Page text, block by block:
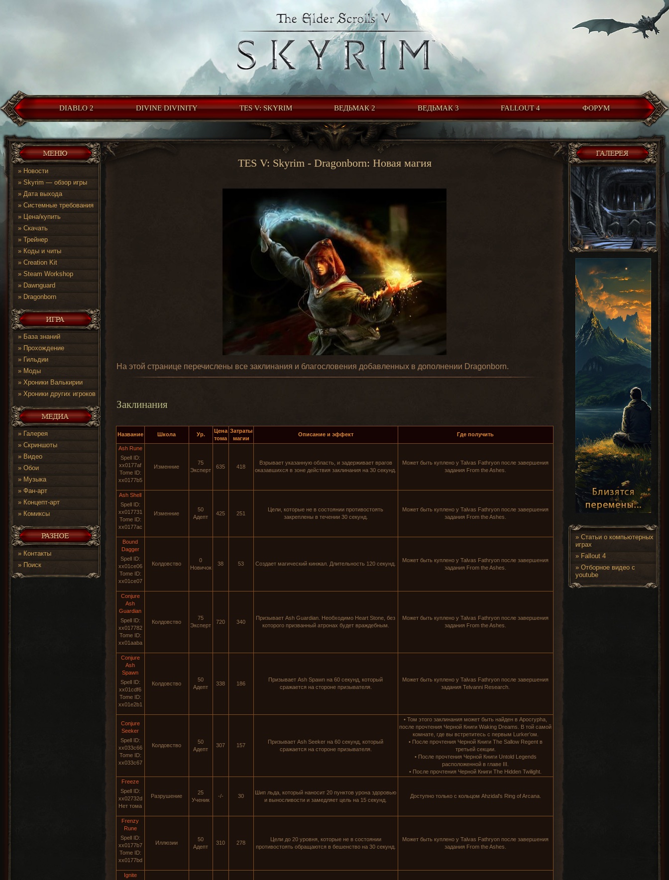
DIABLO 2 DIVINE DIVINITY TES V: SKYRIM ВЕДЬМАК 2 ВЕДЬМАК 3 FALLOUT 4 ФОРУМ
» Новости
» Skyrim — обзор игры
» Дата выхода
» Системные требования
» Цена/купить
» Скачать
» Трейнер
» Коды и читы
» Creation Kit
» Steam Workshop
» Dawnguard
» Dragonborn
» База знаний
» Прохождение
» Гильдии
» Моды
» Хроники Валькирии
» Хроники других игроков
» Галерея
» Скриншоты
» Видео
» Обои
» Музыка
» Фан-арт
» Концепт-арт
» Комиксы
» Контакты
» Поиск
» Статьи о компьютерных
играх
» Fallout 4
» Отборное видео с
youtube
TES V: Skyrim - Dragonborn: Новая магия
На этой странице перечислены все заклинания и благословения добавленных в дополнении Dragonborn.
Заклинания
Название Школа Ур.
Цена
тома
Затраты
магии
Описание и эффект Где получить
Ash Rune
Spell ID:
xx0177af
Tome ID:
xx0177b5
Изменние
75
Эксперт
635 418
Взрывает указанную область, и задерживает врагов
оказавшихся в зоне действия заклинания на 30 секунд.
Может быть куплено у Talvas Fathryon после завершения
задания From the Ashes
Ash Shell
Spell ID:
xx017731
Tome ID:
xx0177ac
Изменние
50
Адепт
425 251
Цели, которые не в состоянии противостоять
закреплены в течении 30 секунд.
Может быть куплено у Talvas Fathryon после завершения
задания From the Ashes
Bound
Dagger
Spell ID:
xx01ce06
Tome ID:
xx01ce07
Колдовство
0
Новичок
38 53 Создает магический кинжал. Длительность 120 секунд.
Может быть куплено у Talvas Fathryon после завершения
задания From the Ashes
Conjure
Ash
Guardian
Spell ID:
xx017782
Tome ID:
xx01aaba
Колдовство
75
Эксперт
720 340
Призывает Ash Guardian. Необходимо Heart Stone, без
которого призванный атронах будет враждебным.
Может быть куплено у Talvas Fathryon после завершения
задания From the Ashes
Conjure
Ash
Spawn
Spell ID:
xx01cdf6
Tome ID:
xx01e2b1
Колдовство
50
Адепт
338 186
Призывает Ash Spawn на 60 секунд, который
сражается на стороне призывателя.
Может быть куплено у Talvas Fathryon после завершения
задания Telvanni Research
Conjure
Seeker
Spell ID:
xx033c66
Tome ID:
xx033c67
Колдовство
50
Адепт
307 157
Призывает Ash Seeker на 60 секунд, который
сражается на стороне призывателя.
• Том этого заклинания может быть найден в Apocrypha,
после прочтения Черной Книги Waking Dreams . В той самой
комнате, где вы встретитесь с первым Lurker’ом.
• После прочтения Черной Книги The Sallow Regentв
третьей секции.
• После прочтения Черной Книги Untold Legends
расположенной в главе III.
• После прочтения Черной Книги The Hidden Twilight
Freeze
Spell ID:
xx02732d
Нет тома
Разрушение
25
Ученик
-/- 30
Шип льда, который наносит 20 пунктов урона здоровью
и выносливости и замедляет цель на 15 секунд.
Доступно только с кольцом Ahzidal's Ring of Arcana.
Frenzy
Rune
Spell ID:
xx0177b7
Tome ID:
xx0177bd
Иллюзии
50
Адепт
310 278
Цели до 20 уровня, которые не в состоянии
противостоять обращаются в бешенство на 30 секунд.
Может быть куплено у Talvas Fathryon после завершения
задания From the Ashes
Ignite